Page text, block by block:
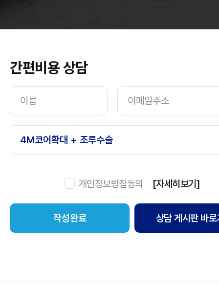
간편비용 상담
개인정보방침동의 [자세히보기]
상담 게시판 바